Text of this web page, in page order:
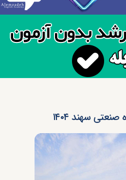
سهند ۱۴۰۴